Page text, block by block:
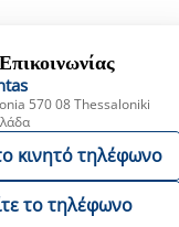
570 08 Thessaloniki
κινητό τηλέφωνο
το τηλέφωνο